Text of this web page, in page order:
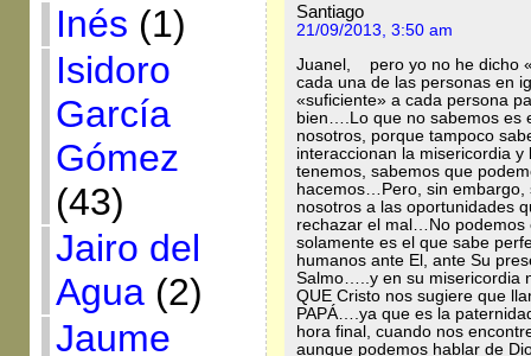
Inés (1)
Isidoro
García
Gómez
(43)
Jairo del
Agua(2)
Jaume
Santiago
21/09/2013, 3:50 am
Juanel, pero yo no he dicho
cada una de las personas en
«suficiente» a cada persona
bien….Lo que no sabemos es
nosotros, porque tampoco
interaccionan la misericordia
tenemos, sabemos que
hacemos…Pero, sin embargo,
nosotros a las oportunidades
rechazar el mal…No
solamente es el que sabe
humanos ante El, ante Su
Salmo…..y en su misericordia
QUE Cristo nos sugiere que
PAPÁ….ya que es la
hora final, cuando nos
aunque podemos hablar de